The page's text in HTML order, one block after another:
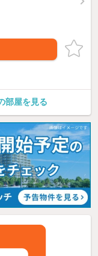
部屋を見る